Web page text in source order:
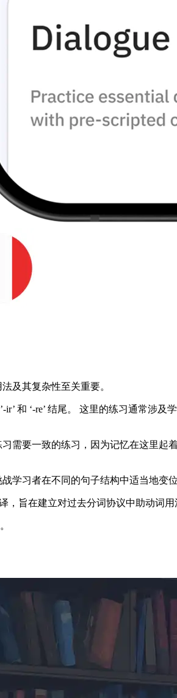
及其复杂性至关重要。
和 ‘-re’ 结尾。 这里的练习通常涉
需要一致的练习，因为记忆在这里起
学习者在不同的句子结构中适当地变
，旨在建立对过去分词协议中助动词用